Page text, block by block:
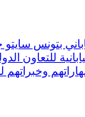
بتونس
للتعاون